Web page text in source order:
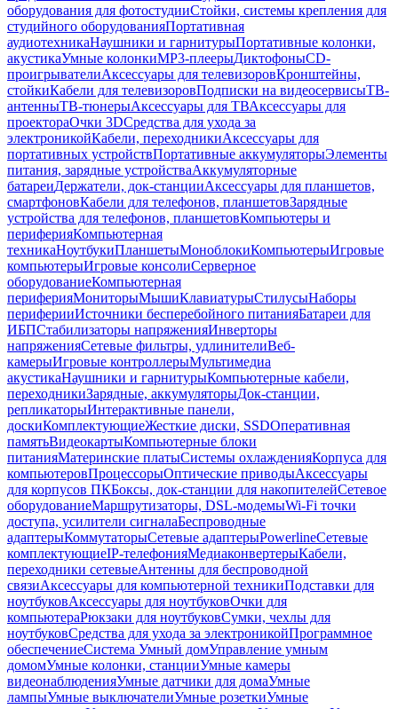
оборудования для фотостудииСтойки, системы крепления для
студийного оборудованияПортативная
аудиотехникаНаушники и гарнитурыПортативные колонки,
акустикаУмные колонкиMP3-плеерыДиктофоныCD-
проигрывателиАксессуары для телевизоровКронштейны,
стойкиКабели для телевизоровПодписки на видеосервисыТВ-
антенныТВ-тюнерыАксессуары для ТВАксессуары для
проектораОчки 3DСредства для ухода за
электроникойКабели, переходникиАксессуары для
портативных устройствПортативные аккумуляторыЭлементы
питания, зарядные устройстваАккумуляторные
батареиДержатели, док-станцииАксессуары для планшетов,
смартфоновКабели для телефонов, планшетовЗарядные
устройства для телефонов, планшетовКомпьютеры и
периферияКомпьютерная
техникаНоутбукиПланшетыМоноблокиКомпьютерыИгровые
компьютерыИгровые консолиСерверное
оборудованиеКомпьютерная
периферияМониторыМышиКлавиатурыСтилусыНаборы
периферииИсточники бесперебойного питанияБатареи для
ИБПСтабилизаторы напряженияИнверторы
напряженияСетевые фильтры, удлинителиВеб-
камерыИгровые контроллерыМультимедиа
акустикаНаушники и гарнитурыКомпьютерные кабели,
переходникиЗарядные, аккумуляторыДок-станции,
репликаторыИнтерактивные панели,
доскиКомплектующиеЖесткие диски, SSDОперативная
памятьВидеокартыКомпьютерные блоки
питанияМатеринские платыСистемы охлажденияКорпуса для
компьютеровПроцессорыОптические приводыАксессуары
для корпусов ПКБоксы, док-станции для накопителейСетевое
оборудованиеМаршрутизаторы, DSL-модемыWi-Fi точки
доступа, усилители сигналаБеспроводные
адаптерыКоммутаторыСетевые адаптерыPowerlineСетевые
комплектующиеIP-телефонияМедиаконвертерыКабели,
переходники сетевыеАнтенны для беспроводной
связиАксессуары для компьютерной техникиПодставки для
ноутбуковАксессуары для ноутбуковОчки для
компьютераРюкзаки для ноутбуковСумки, чехлы для
ноутбуковСредства для ухода за электроникойПрограммное
обеспечениеСистема Умный домУправление умным
домомУмные колонки, станцииУмные камеры
видеонаблюденияУмные датчики для домаУмные
лампыУмные выключателиУмные розеткиУмные